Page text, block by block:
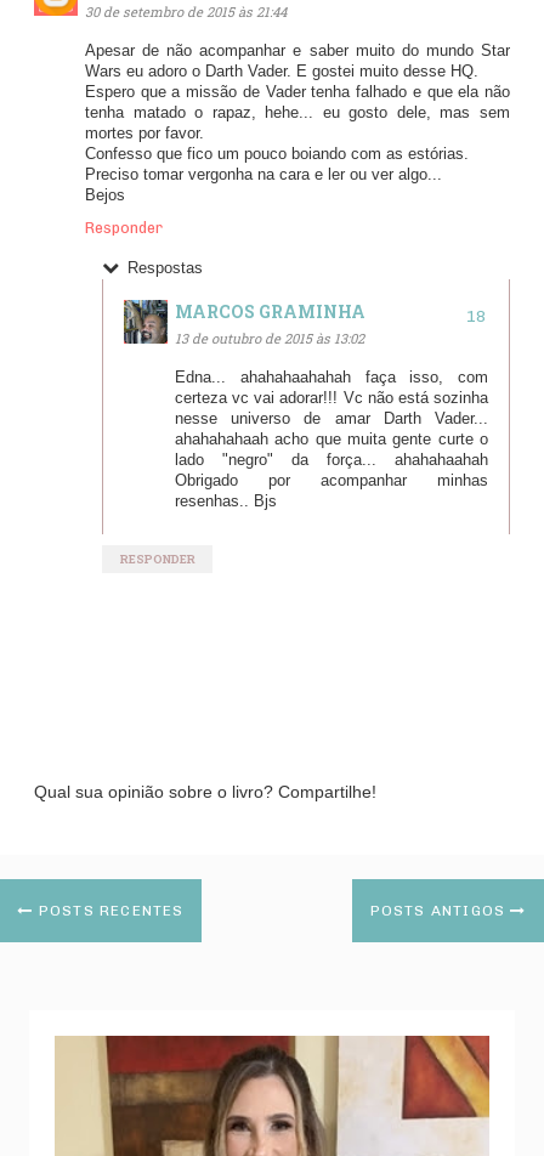
30 de setembro de 2015 às 21:44
Apesar de não acompanhar e saber muito do mundo Star
Wars eu adoro o Darth Vader. E gostei muito desse HQ.
Espero que a missão de Vader tenha falhado e que ela não
tenha matado o rapaz, hehe... eu gosto dele, mas sem
mortes por favor.
Confesso que fico um pouco boiando com as estórias.
Preciso tomar vergonha na cara e ler ou ver algo...
Bejos
Responder
Respostas
MARCOS GRAMINHA
13 de outubro de 2015 às 13:02
Edna... ahahahaahahah faça isso, com
certeza vc vai adorar!!! Vc não está sozinha
nesse universo de amar Darth Vader...
ahahahahaah acho que muita gente curte o
lado "negro" da força... ahahahaahah
Obrigado por acompanhar minhas
resenhas.. Bjs
RESPONDER
Qual sua opinião sobre o livro? Compartilhe!
POSTS RECENTES POSTS ANTIGOS